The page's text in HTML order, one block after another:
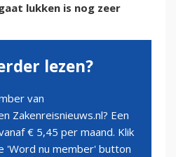
lukken is nog zeer
lezen?
van
Zakenreisnieuws.nl? Een
€ 5,45 per maand. Klik
'Word nu member' button